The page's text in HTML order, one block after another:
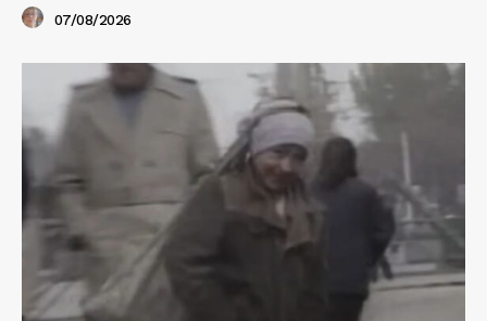
07/08/2026